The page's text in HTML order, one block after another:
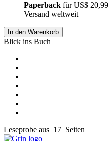
Paperback fürUS$ 20,99
Versand weltweit
In den Warenkorb
Blick ins Buch
Leseprobe aus 17 Seiten